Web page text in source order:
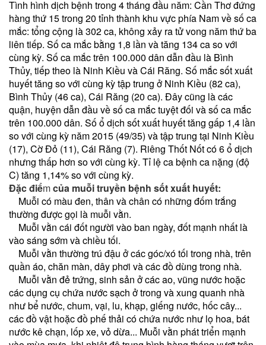
Tình hình dịch bệnh trong 4 tháng đầu năm: Cần Thơ đứng
hàng thứ 15 trong 20 tỉnh thành khu vực phía Nam về số ca
mắc: tổng cộng là 302 ca, không xảy ra tử vong năm thứ ba
liên tiếp. Số ca mắc bằng 1,8 lần và tăng 134 ca so với
cùng kỳ. Số ca mắc trên 100.000 dân dẫn đầu là Bình
Thủy, tiếp theo là Ninh Kiều và Cái Răng. Số mắc sốt xuất
huyết tăng so với cùng kỳ tập trung ở Ninh Kiều (82 ca),
Bình Thủy (46 ca), Cái Răng (20 ca). Đây cũng là các
quận, huyện dẫn đầu về số ca mắc tuyệt đối và số ca mắc
trên 100.000 dân. Số ổ dịch sốt xuất huyết tăng gấp 1,4 lần
so với cùng kỳ năm 2015 (49/35) và tập trung tại Ninh Kiều
(17), Cờ Đỏ (11), Cái Răng (7). Riêng Thốt Nốt có 6 ổ dịch
nhưng thấp hơn so với cùng kỳ. Tỉ lệ ca bệnh ca nặng (độ
C) tăng 1,14% so với cùng kỳ.
Đặc điểmcủa muỗi truyền bệnh sốt xuất huyết:
Muỗi có màu đen, thân và chân có những đốm trắng
thường được gọi là muỗi vằn.
Muỗi vằn cái đốt người vào ban ngày, đốt mạnh nhất là
vào sáng sớm và chiều tối.
Muỗi vằn thường trú đậu ở các góc/xó tối trong nhà, trên
quần áo, chăn màn, dây phơi và các đồ dùng trong nhà.
Muỗi vằn đẻ trứng, sinh sản ở các ao, vũng nước hoặc
các dụng cụ chứa nước sạch ở trong và xung quanh nhà
như bể nước, chum, vại, lu, khạp, giếng nước, hốc cây...
các đồ vật hoặc đồ phế thải có chứa nước như lọ hoa, bát
nước kê chạn, lốp xe, vỏ dừa... Muỗi vằn phát triển mạnh